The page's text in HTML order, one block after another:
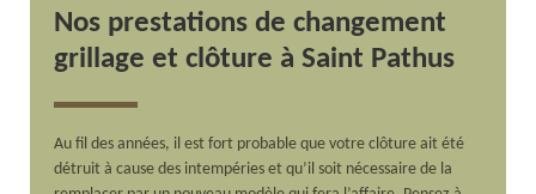
Nos prestations de changement
grillage et clôture à Saint Pathus
Au fil des années, il est fort probable que votre clôture ait été
détruit à cause des intempéries et qu’il soit nécessaire de la